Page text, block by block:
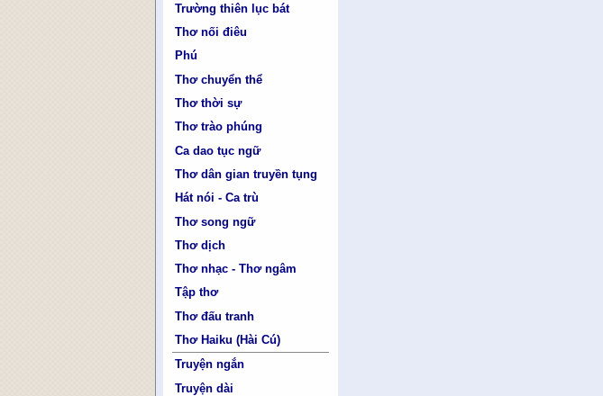
Trường thiên lục bát
Thơ nối điêu
Phú
Thơ chuyển thể
Thơ thời sự
Thơ trào phúng
Ca dao tục ngữ
Thơ dân gian truyền tụng
Hát nói - Ca trù
Thơ song ngữ
Thơ dịch
Thơ nhạc - Thơ ngâm
Tập thơ
Thơ đấu tranh
Thơ Haiku (Hài Cú)
Truyện ngắn
Truyện dài